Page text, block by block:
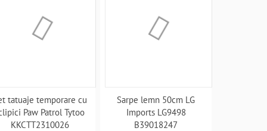
tatuaje temporare cu
Paw Patrol Tytoo
KKCTT2310026
Sarpe lemn 50cm LG
Imports LG9498
B39018247